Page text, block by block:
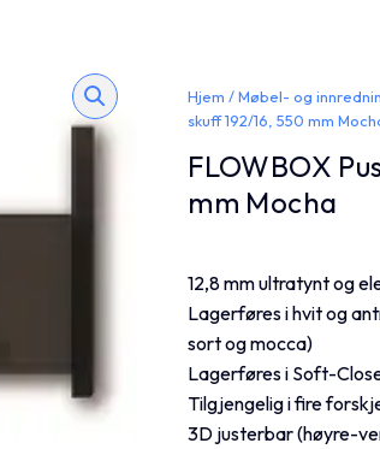
Hjem /Møbel- og
skuff 192/16, 550 mm
FLOWBOX
mm Mocha
12,8 mm ultratynt og
Lagerføres i hvit og
sort og mocca)
Lagerføres i Soft-
Tilgjengelig i fire
3D justerbar (høyre-